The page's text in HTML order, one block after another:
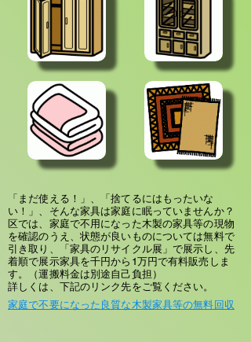
「まだ使える！」、「捨てるにはもったいな
い！」、そんな家具は家庭に眠っていませんか？
区では、家庭で不用になった木製の家具等の現物
を確認のうえ、状態が良いものについては無料で
引き取り、「家具のリサイクル展」で展示し、先
着順で展示家具を千円から1万円で有料販売しま
す。（運搬料金は別途自己負担）
詳しくは、下記のリンク先をご覧ください。
家庭で不要になった良質な木製家具等の無料回収